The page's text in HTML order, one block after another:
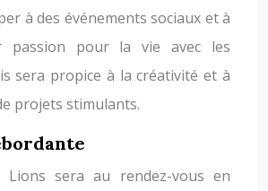
à des événements sociaux et à
passion pour la vie avec les
sera propice à la créativité et à
projets stimulants.
Lions sera au rendez-vous en